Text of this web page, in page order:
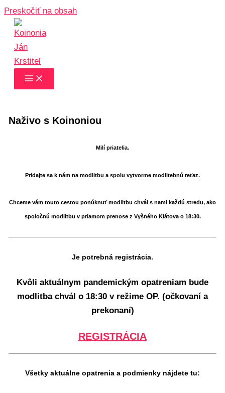
Preskočiť na obsah
Naživo s Koinoniou
Milí priatelia.
Pridajte sa k nám na modlitbu a spolu vytvorme modlitebnú reťaz.
Chceme vám touto cestou ponúknuť modlitbu chvál s nami každú stredu, ako
spoločnú modlitbu v priamom prenose z Vyšného Klátova o 18:30.
Je potrebná registrácia.
Kvôli aktuálnym pandemickým opatreniam bude
modlitba chvál o 18:30 v režime OP. (očkovaní a
prekonaní)
REGISTRÁCIA
Všetky aktuálne opatrenia a podmienky nájdete tu: